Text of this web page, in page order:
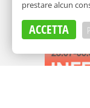
prestare alcun
ACCETTA